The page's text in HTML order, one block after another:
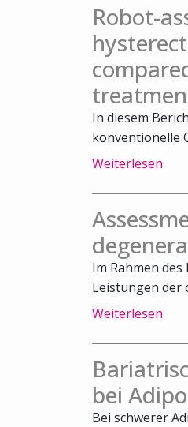
Robot-
In diesem
konventionelle
Weiterlesen
Im Rahmen
Leistungen der
Weiterlesen
bei
Bei schwerer